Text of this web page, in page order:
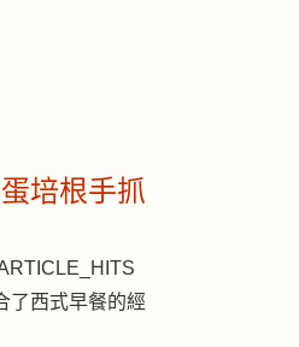
培根手抓
了西式早餐的經